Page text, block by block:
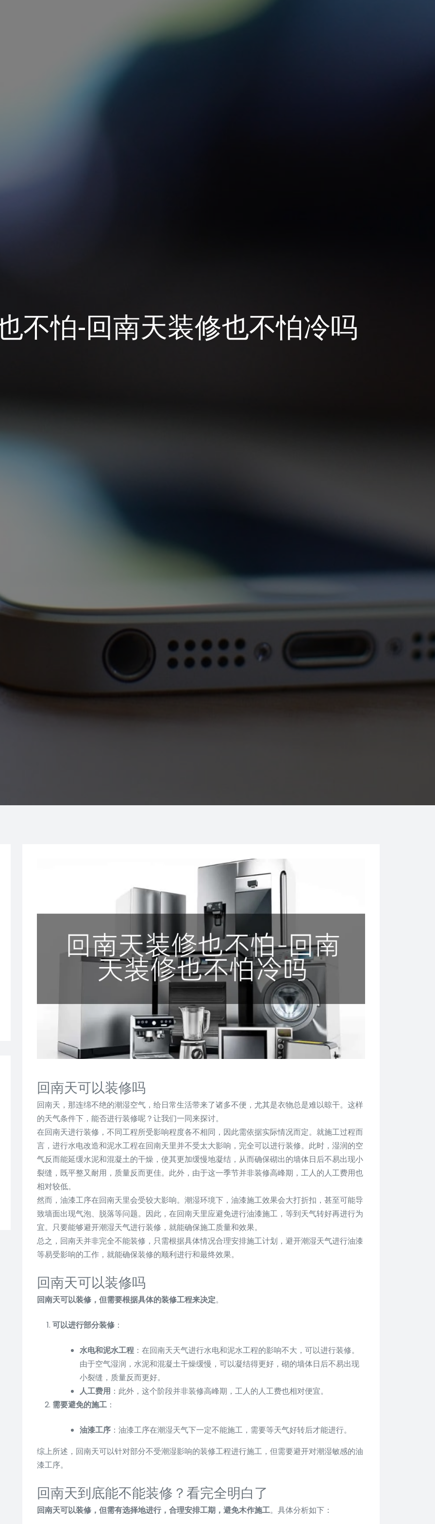
不怕-回南天装修也不怕冷吗
回南天可以装修吗
回南天，那连绵不绝的潮湿空气，给日常生活带来了诸多不便，尤其是衣物总是难以晾干。这样
的天气条件下，能否进行装修呢？让我们一同来探讨。
在回南天进行装修，不同工程所受影响程度各不相同，因此需依据实际情况而定。就施工过程而
言，进行水电改造和泥水工程在回南天里并不受太大影响，完全可以进行装修。此时，湿润的空
气反而能延缓水泥和混凝土的干燥，使其更加缓慢地凝结，从而确保砌出的墙体日后不易出现小
裂缝，既平整又耐用，质量反而更佳。此外，由于这一季节并非装修高峰期，工人的人工费用也
相对较低。
然而，油漆工序在回南天里会受较大影响。潮湿环境下，油漆施工效果会大打折扣，甚至可能导
致墙面出现气泡、脱落等问题。因此，在回南天里应避免进行油漆施工，等到天气转好再进行为
宜。只要能够避开潮湿天气进行装修，就能确保施工质量和效果。
总之，回南天并非完全不能装修，只需根据具体情况合理安排施工计划，避开潮湿天气进行油漆
等易受影响的工作，就能确保装修的顺利进行和最终效果。
回南天可以装修吗
回南天可以装修，但需要根据具体的装修工程来决定。
可以进行部分装修 ：
水电和泥水工程：在回南天天气进行水电和泥水工程的影响不大，可以进行装修。
由于空气湿润，水泥和混凝土干燥缓慢，可以凝结得更好，砌的墙体日后不易出现
小裂缝，质量反而更好。
人工费用 ：此外，这个阶段并非装修高峰期，工人的人工费也相对便宜。
需要避免的施工 ：
油漆工序 ：油漆工序在潮湿天气下一定不能施工，需要等天气好转后才能进行。
综上所述，回南天可以针对部分不受潮湿影响的装修工程进行施工，但需要避开对潮湿敏感的油
漆工序。
回南天到底能不能装修？看完全明白了
回南天可以装修，但需有选择地进行，合理安排工期，避免木作施工。具体分析如下：